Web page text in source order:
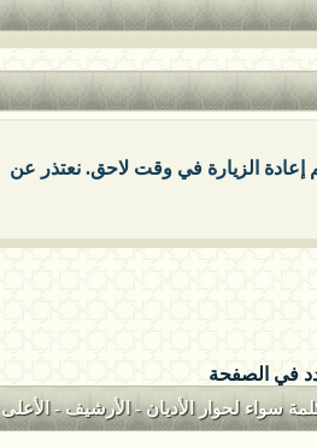
إعادة الزيارة في وقت لاحق. نعتذر عن
في الصفحة
سواء لحوار الأديان- الأرشيف- الأعلى